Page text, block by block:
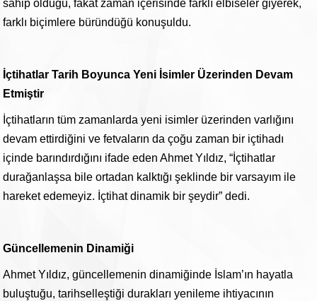
sahip olduğu, fakat zaman içerisinde farklı elbiseler giyerek,
farklı biçimlere büründüğü konuşuldu.
İçtihatlar Tarih Boyunca Yeni İsimler Üzerinden Devam
Etmiştir
İçtihatların tüm zamanlarda yeni isimler üzerinden varlığını
devam ettirdiğini ve fetvaların da çoğu zaman bir içtihadı
içinde barındırdığını ifade eden Ahmet Yıldız, “İçtihatlar
durağanlaşsa bile ortadan kalktığı şeklinde bir varsayım ile
hareket edemeyiz. İçtihat dinamik bir şeydir” dedi.
Güncellemenin Dinamiği
Ahmet Yıldız, güncellemenin dinamiğinde İslam’ın hayatla
buluştuğu, tarihselleştiği durakları yenileme ihtiyacının